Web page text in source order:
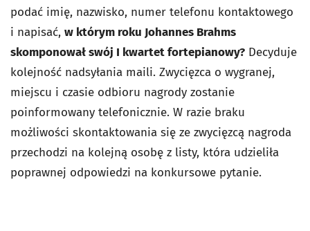
podać imię, nazwisko, numer telefonu kontaktowego
i napisać, w którym roku Johannes Brahms
skomponował swój I kwartet fortepianowy? Decyduje
kolejność nadsyłania maili. Zwycięzca o wygranej,
miejscu i czasie odbioru nagrody zostanie
poinformowany telefonicznie. W razie braku
możliwości skontaktowania się ze zwycięzcą nagroda
przechodzi na kolejną osobę z listy, która udzieliła
poprawnej odpowiedzi na konkursowe pytanie.